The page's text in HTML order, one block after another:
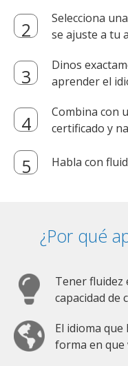
Selecciona
se ajuste a tu
Dinos
aprender el
Combina con
certificado y
Habla con
¿Por qué
Tener fluidez
capacidad de
El idioma
forma en que